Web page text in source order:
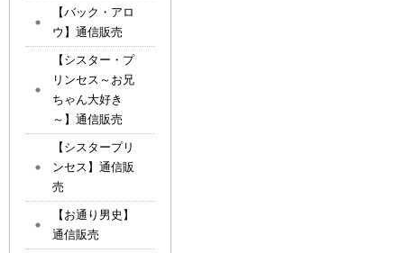
【バック・アロ
ウ】通信販売
【シスター・プ
リンセス～お兄
ちゃん大好き
～】通信販売
【シスタープリ
ンセス】通信販
売
【お通り男史】
通信販売